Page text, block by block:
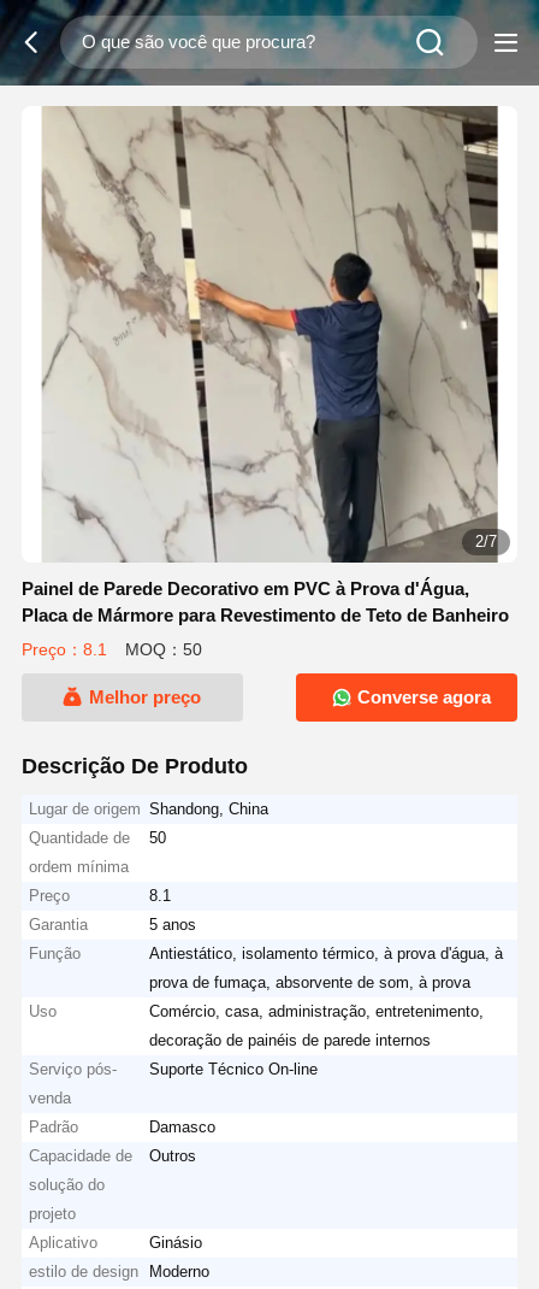
2/7
Painel de Parede Decorativo em PVC à Prova d'Água,
Placa de Mármore para Revestimento de Teto de Banheiro
Preço：8.1 MOQ：50
Melhor preço Converse agora
Descrição De Produto
Lugar de origem Shandong, China
Quantidade de
ordem mínima
50
Preço
8.1
Garantia
5 anos
Função
Antiestático, isolamento térmico, à prova d'água, à
prova de fumaça, absorvente de som, à prova
Uso
Comércio, casa, administração, entretenimento,
decoração de painéis de parede internos
Serviço pós-
venda
Suporte Técnico On-line
Padrão
Damasco
Capacidade de
solução do
projeto
Outros
Aplicativo
Ginásio
estilo de design
Moderno